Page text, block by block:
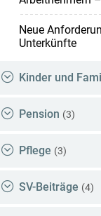
Neue
Unterkünfte
Kinder und
Pension (3)
Pflege (3)
SV-Beiträge (4)